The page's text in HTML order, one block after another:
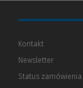
Kontakt
Newsletter
Status zamówienia